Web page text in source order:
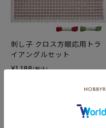
刺し子 クロス方眼応用トラ
イアングルセット
¥1,188(税込)